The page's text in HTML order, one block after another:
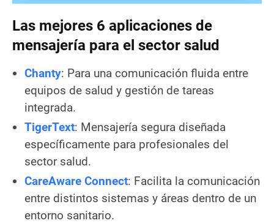
Las mejores 6 aplicaciones de
mensajería para el sector salud
Chanty: Para una comunicación fluida entre
equipos de salud y gestión de tareas
integrada.
TigerText: Mensajería segura diseñada
específicamente para profesionales del
sector salud.
CareAware Connect: Facilita la comunicación
entre distintos sistemas y áreas dentro de un
entorno sanitario.